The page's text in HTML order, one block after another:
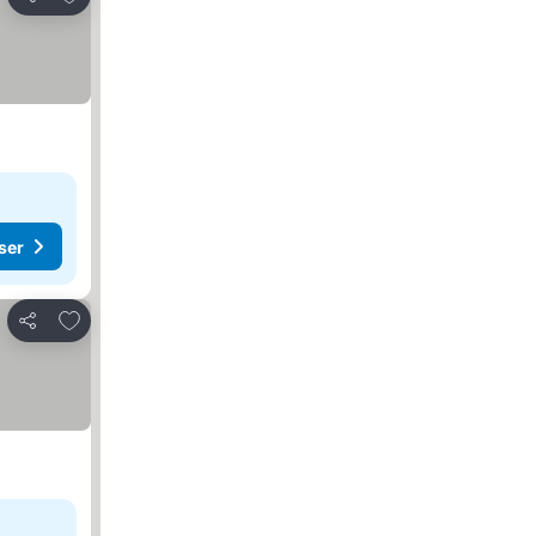
Del
Del
Legg til i favoritter